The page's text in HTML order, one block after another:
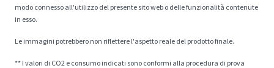
modo connesso all'utilizzo del presente sito web o delle funzionalità contenute
in esso.
Le immagini potrebbero non riflettere l'aspetto reale del prodotto finale.
** I valori di CO2 e consumo indicati sono conformi alla procedura di prova